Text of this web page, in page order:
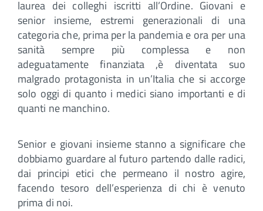
laurea dei colleghi iscritti all’Ordine. Giovani e
senior insieme, estremi generazionali di una
categoria che, prima per la pandemia e ora per una
sanità sempre più complessa e non
adeguatamente finanziata ,è diventata suo
malgrado protagonista in un’Italia che si accorge
solo oggi di quanto i medici siano importanti e di
quanti ne manchino.
Senior e giovani insieme stanno a significare che
dobbiamo guardare al futuro partendo dalle radici,
dai principi etici che permeano il nostro agire,
facendo tesoro dell’esperienza di chi è venuto
prima di noi.